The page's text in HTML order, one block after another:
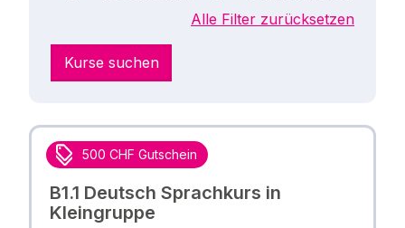
Alle Filter zurücksetzen
Kurse suchen
500 CHF Gutschein
B1.1 Deutsch Sprachkurs in
Kleingruppe